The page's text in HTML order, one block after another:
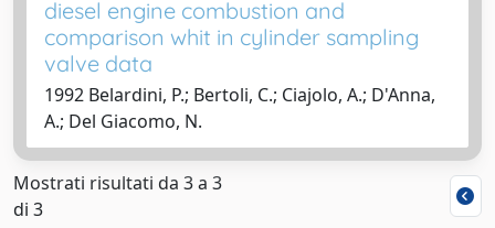
diesel engine combustion and
comparison whit in cylinder sampling
valve data
1992 Belardini, P.; Bertoli, C.; Ciajolo, A.; D'Anna,
A.; Del Giacomo, N.
Mostrati risultati da 3 a 3
di 3